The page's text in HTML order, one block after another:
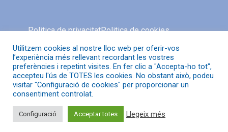
Politica de privacitatPolitica de cookies
© Coop Maresme
Utilitzem cookies al nostre lloc web per oferir-vos
l’experiència més rellevant recordant les vostres
preferències i repetint visites. En fer clic a "Accepta-ho tot",
accepteu l'ús de TOTES les cookies. No obstant això, podeu
visitar "Configuració de cookies" per proporcionar un
consentiment controlat.
Configuració Acceptar totes Llegeix més